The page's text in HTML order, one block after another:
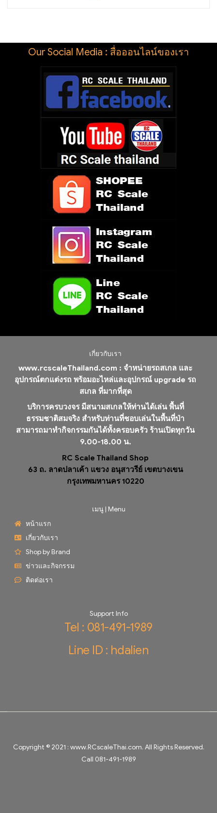
Our Social Media : สื่อออนไลน์ของเรา
เกี่ยวกับเรา
www.rcscaleThailand.com : จำหน่ายรถสเกล และ
อุปกรณ์ตกแต่งรถ พร้อมอะไหล่และอุปกรณ์ upgrade รถ
สเกล ที่มากที่สุด
บริการครบวงจร มีสนามสเกลให้ท่านได้เล่น พื้นที่
ธรรมชาติสมจริง สำหรับท่านที่ชอบเล่นในพื้นที่ป่า
สามารถมาทำกิจกรรมกันได้ทั้งครอบครัว ร้านเปิดทุกวัน
9.00-18.00 น.
RC Scale Thailand Shop
63 ถ. ลาดปลาเค้า แขวง อนุสาวรีย์ เขตบางเขน
กรุงเทพมหานคร 10220
เมนู | Menu
หน้าแรก
เกี่ยวกับเรา
Shop by Brand
ข่าวและกิจกรรม
ติดต่อเรา
Support Info
Tel : 081-491-1989
Line ID : hdalien
Copyright © 2021 : www.RCscaleThai.com. All Rights Reserved.
Call 081-491-1989